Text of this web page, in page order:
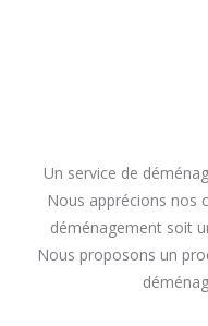
Un service de
Nous apprécions nos
déménagement soit
Nous proposons un